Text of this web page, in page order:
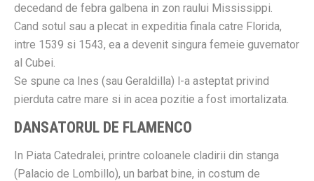
decedand de febra galbena in zon raului Mississippi.
Cand sotul sau a plecat in expeditia finala catre Florida,
intre 1539 si 1543, ea a devenit singura femeie guvernator
al Cubei.
Se spune ca Ines (sau Geraldilla) l-a asteptat privind
pierduta catre mare si in acea pozitie a fost imortalizata.
DANSATORUL DE FLAMENCO
In Piata Catedralei, printre coloanele cladirii din stanga
(Palacio de Lombillo), un barbat bine, in costum de